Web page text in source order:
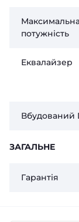
потужність
Еквалайзер
Вбудований
ЗАГАЛЬНЕ
Гарантія